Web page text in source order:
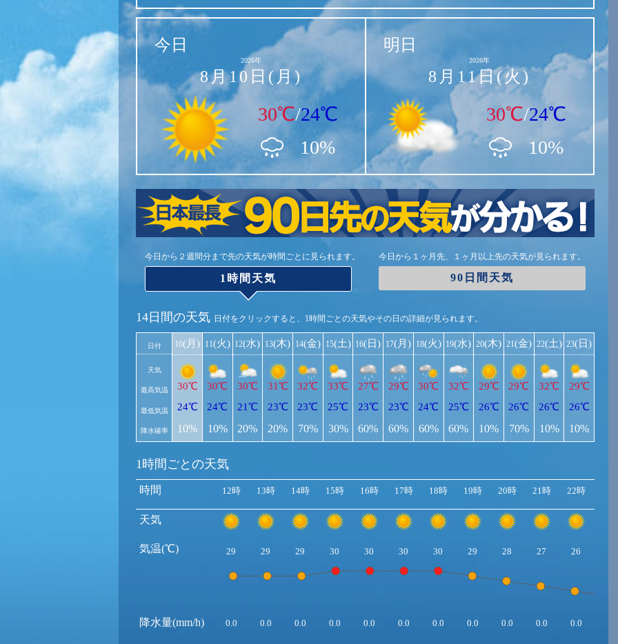
今日
2026年
8月10日(月)
30℃/24℃
10%
明日
2026年
8月11日(火)
30℃/24℃
10%
今日から２週間分まで先の天気が時間ごとに見られます。
1時間天気
今日から１ヶ月先、１ヶ月以上先の天気が見られます。
90日間天気
14日間の天気 日付をクリックすると、1時間ごとの天気やその日の詳細が見られます。
日付
天気
最高気温
最低気温
降水確率
10(月)
30℃
24℃
10%
11(火)
30℃
24℃
10%
12(水)
30℃
21℃
20%
13(木)
31℃
23℃
20%
14(金)
32℃
23℃
70%
15(土)
33℃
25℃
30%
16(日)
27℃
23℃
60%
17(月)
29℃
23℃
60%
18(火)
30℃
24℃
60%
19(水)
32℃
25℃
60%
20(木)
29℃
26℃
10%
21(金)
29℃
26℃
70%
22(土)
32℃
26℃
10%
23(日)
29℃
26℃
10%
1時間ごとの天気
時間
天気
気温(℃)
降水量(mm/h)
12時 13時 14時 15時 16時 17時 18時 19時 20時 21時 22時
29 29 29 30 30 30 30 29 28 27 26
0.0 0.0 0.0 0.0 0.0 0.0 0.0 0.0 0.0 0.0 0.0